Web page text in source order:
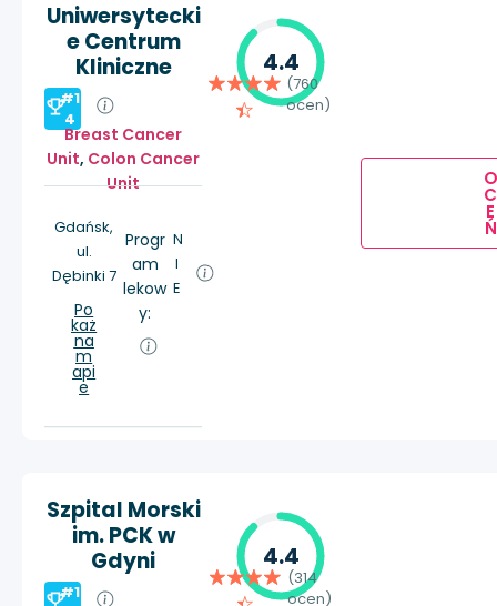
Uniwersytecki
e Centrum
Kliniczne
#1
4
Breast Cancer
Unit, Colon Cancer
Unit
Gdańsk,
ul.
Dębinki 7
Po
każ
na
m
api
e
Progr
am
lekow
y:
N
I
E
4.4
(760
ocen)
O
C
E
Ń
Szpital Morski
im. PCK w
Gdyni
#1
4.4
(314
ocen)